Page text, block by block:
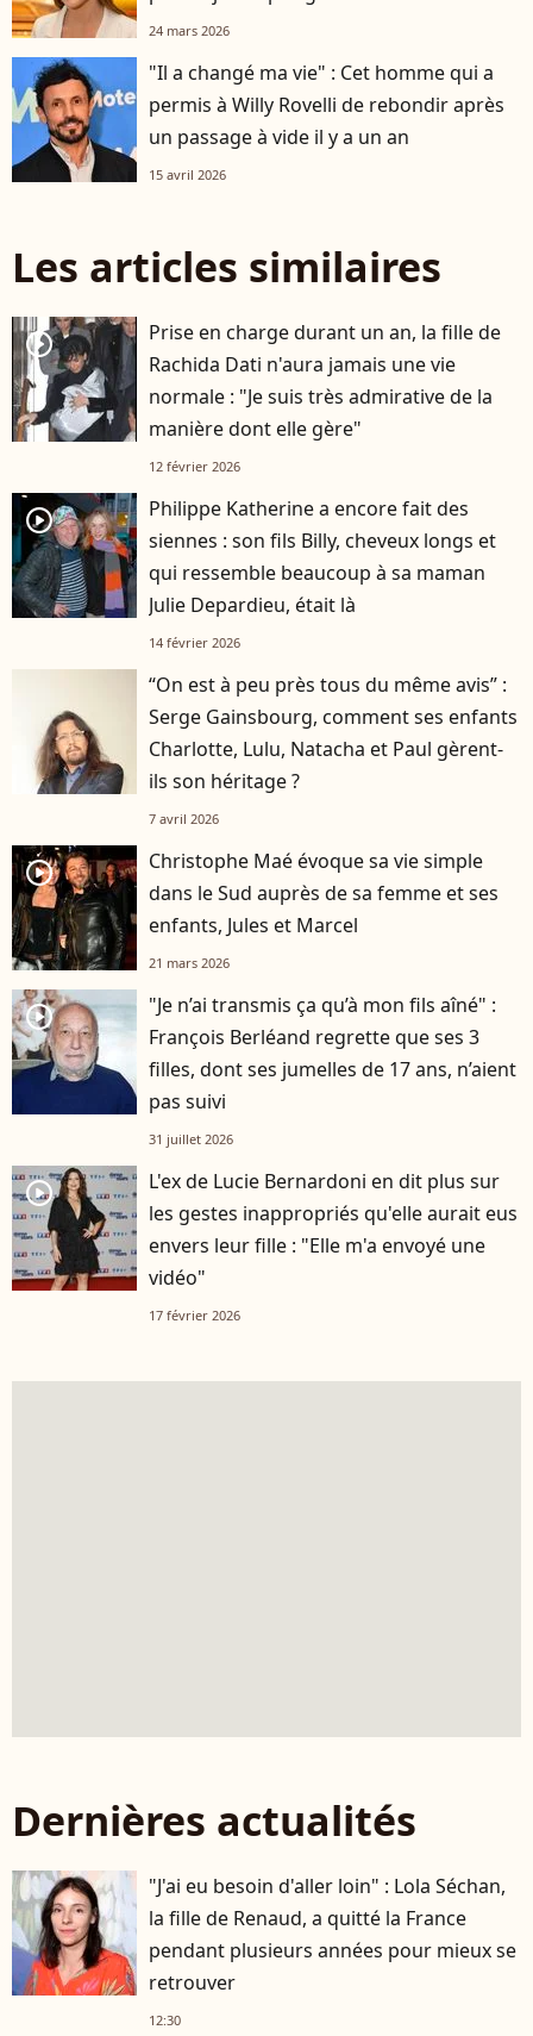
24 mars 2026
"Il a changé ma vie" : Cet homme qui a
permis à Willy Rovelli de rebondir après
un passage à vide il y a un an
15 avril 2026
Les articles similaires
player2
Prise en charge durant un an, la fille de
Rachida Dati n'aura jamais une vie
normale : "Je suis très admirative de la
manière dont elle gère"
12 février 2026
player2
Philippe Katherine a encore fait des
siennes : son fils Billy, cheveux longs et
qui ressemble beaucoup à sa maman
Julie Depardieu, était là
14 février 2026
“On est à peu près tous du même avis” :
Serge Gainsbourg, comment ses enfants
Charlotte, Lulu, Natacha et Paul gèrent-
ils son héritage ?
7 avril 2026
player2
Christophe Maé évoque sa vie simple
dans le Sud auprès de sa femme et ses
enfants, Jules et Marcel
21 mars 2026
player2
"Je n’ai transmis ça qu’à mon fils aîné" :
François Berléand regrette que ses 3
filles, dont ses jumelles de 17 ans, n’aient
pas suivi
31 juillet 2026
player2
L'ex de Lucie Bernardoni en dit plus sur
les gestes inappropriés qu'elle aurait eus
envers leur fille : "Elle m'a envoyé une
vidéo"
17 février 2026
Dernières actualités
"J'ai eu besoin d'aller loin" : Lola Séchan,
la fille de Renaud, a quitté la France
pendant plusieurs années pour mieux se
retrouver
12:30